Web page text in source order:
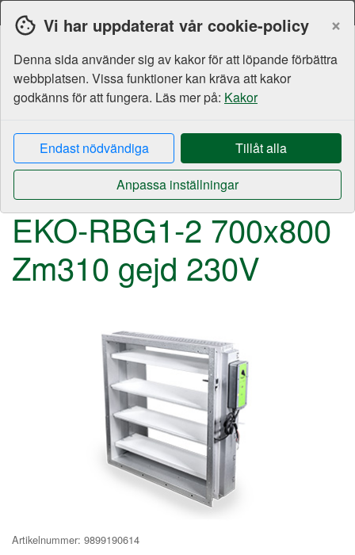
Vi har uppdaterat vår cookie-policy ×
Denna sida använder sig av kakor för att löpande förbättra
webbplatsen. Vissa funktioner kan kräva att kakor
godkänns för att fungera. Läs mer på: Kakor
Endast nödvändiga
Tillåt alla
Anpassa inställningar
Svenska
Brandskydd
Brand- & Brandgasspjäll
230V Gejd 600-700 mm
EKO-RBG1-2 700x800
Zm310 gejd 230V
Artikelnummer: 9899190614